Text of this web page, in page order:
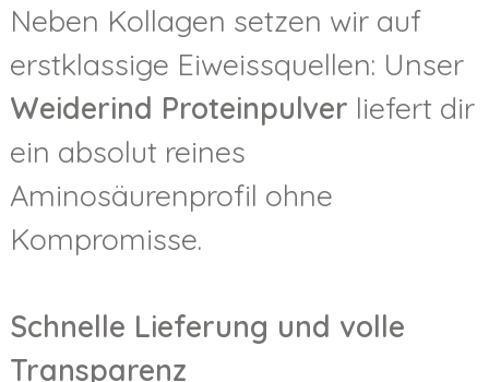
Neben Kollagen setzen wir auf
erstklassige Eiweissquellen: Unser
Weiderind Proteinpulver liefert dir
ein absolut reines
Aminosäurenprofil ohne
Kompromisse.
Schnelle Lieferung und volle
Transparenz